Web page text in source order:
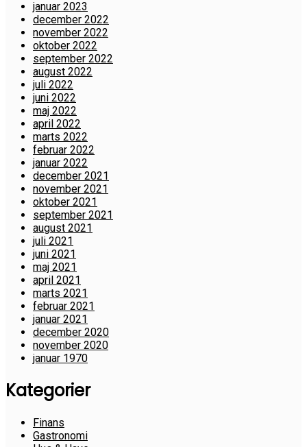
januar 2023
december 2022
november 2022
oktober 2022
september 2022
august 2022
juli 2022
juni 2022
maj 2022
april 2022
marts 2022
februar 2022
januar 2022
december 2021
november 2021
oktober 2021
september 2021
august 2021
juli 2021
juni 2021
maj 2021
april 2021
marts 2021
februar 2021
januar 2021
december 2020
november 2020
januar 1970
Kategorier
Finans
Gastronomi